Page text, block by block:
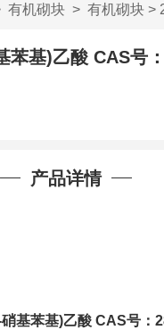
有机砌块> 有机砌块>
苯基)乙酸 CAS号
产品详情
基苯基)乙酸 CAS号：